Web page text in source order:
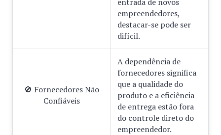
empreendedores,
destacar-se pode ser
difícil.
🚫 Fornecedores Não
Confiáveis
A dependência de
fornecedores significa
que a qualidade do
produto e a eficiência
de entrega estão fora
do controle direto do
empreendedor.